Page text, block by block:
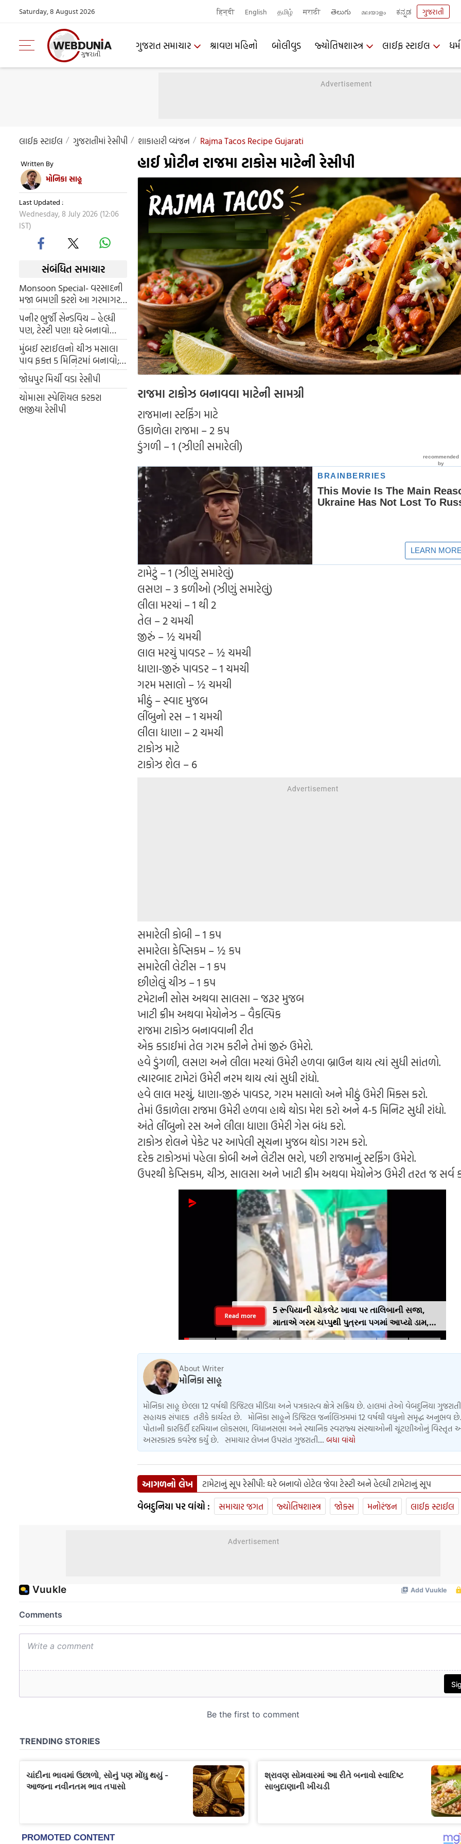
Saturday, 8 August 2026 हिन्दी English தமிழ் मराठी తెలుగు മലയാളം ಕನ್ನಡ ગુજરાતી
ગુજરાત સમાચાર શ્રાવણ મહિનો બોલીવુડ જ્યોતિષશાસ્ત્ર લાઈફ સ્ટાઈલ
લાઈફ સ્ટાઈલ ગુજરાતીમાંં રેસીપી શાકાહારી વ્યંજન Rajma Tacos Recipe Gujarati
Written By
મોનિકા સાહૂ
Last Updated :
Wednesday, 8 July 2026 (12:06
IST)
સંબંધિત સમાચાર
Monsoon Special- વરસાદની
મજા બમણી કરશે આ ગરમાગરમ
અને ક્રિસ્પી નાસ્તો, આજે જ
બનાવો
પનીર ભુર્જી સેન્ડવિચ – હેલ્ધી
પણ, ટેસ્ટી પણ! ઘરે બનાવો
સરળ રેસીપી
મુંબઈ સ્ટાઈલનો ચીઝ મસાલા
પાવ ફક્ત 5 મિનિટમાં બનાવો;
રસોઈયાની જેમ તૈયાર કરવા માટે
આ ટિપ્સ અનુસરો
જોધપુર મિર્ચી વડા રેસીપી
ચોમાસા સ્પેશિયલ કરકરા
ભજીયા રેસીપી
હાઈ પ્રોટીન રાજમા ટાકોસ માટેની રેસીપી
રાજમા ટાકોઝ બનાવવા માટેની સામગ્રી
રાજમાના સ્ટફિંગ માટે
ઉકાળેલા રાજમા – 2 કપ
ડુંગળી – 1 (ઝીણી સમારેલી)
ટામેટું – 1 (ઝીણું સમારેલું)
લસણ – 3 કળીઓ (ઝીણું સમારેલું)
લીલા મરચાં – 1 થી 2
તેલ – 2 ચમચી
જીરું – ½ ચમચી
લાલ મરચું પાવડર – ½ ચમચી
ધાણા-જીરું પાવડર – 1 ચમચી
ગરમ મસાલો – ½ ચમચી
મીઠું – સ્વાદ મુજબ
લીંબુનો રસ – 1 ચમચી
લીલા ધાણા – 2 ચમચી
ટાકોઝ માટે
ટાકોઝ શેલ – 6
સમારેલી કોબી – 1 કપ
સમારેલા કેપ્સિકમ – ½ કપ
સમારેલી લેટીસ – 1 કપ
છીણેલું ચીઝ – 1 કપ
ટમેટાની સોસ અથવા સાલસા – જરૂર મુજબ
ખાટી ક્રીમ અથવા મેયોનેઝ – વૈકલ્પિક
રાજમા ટાકોઝ બનાવવાની રીત
એક કડાઈમાં તેલ ગરમ કરીને તેમાં જીરું ઉમેરો.
હવે ડુંગળી, લસણ અને લીલા મરચાં ઉમેરી હળવા બ્રાઉન થાય ત્યાં સુધી સાંતળો.
ત્યારબાદ ટામેટાં ઉમેરી નરમ થાય ત્યાં સુધી રાંધો.
હવે લાલ મરચું, ધાણા-જીરું પાવડર, ગરમ મસાલો અને મીઠું ઉમેરી મિક્સ કરો.
તેમાં ઉકાળેલા રાજમા ઉમેરી હળવા હાથે થોડા મેશ કરો અને 4-5 મિનિટ સુધી રાંધો.
અંતે લીંબુનો રસ અને લીલા ધાણા ઉમેરી ગેસ બંધ કરો.
ટાકોઝ શેલને પેકેટ પર આપેલી સૂચના મુજબ થોડા ગરમ કરો.
દરેક ટાકોઝમાં પહેલા કોબી અને લેટીસ ભરો, પછી રાજમાનું સ્ટફિંગ ઉમેરો.
ઉપરથી કેપ્સિકમ, ચીઝ, સાલસા અને ખાટી ક્રીમ અથવા મેયોનેઝ ઉમેરી તરત જ સર્વ
5 રૂપિયાની ચોકલેટ ખાવા પર તાલિબાની સજા,
માતાએ ગરમ ચપ્પુથી પુત્રના પગમાં આપ્યો ડામ,
દરવાજા બંધ કરીને નીકળી ગઈ પાર્ટીમાં
Read more
About Writer
મોનિકા સાહૂ
મોનિકા સાહૂ છેલ્લા 12 વર્ષથી ડિજિટલ મીડિયા અને પત્રકારત્વ ક્ષેત્રે સક્રિય છે. હાલમાં તેઓ વેબદુનિયા
સહાયક સંપાદક તરીકે કાર્યરત છે. મોનિકા સાહૂને ડિજિટલ જર્નાલિઝમમાં 12 વર્ષથી વધુનો સમૃદ્ધ અનુભવ
પોતાની કારકિર્દી દરમિયાન લોકસભા, વિધાનસભા અને સ્થાનિક સ્વરાજ્ય સંસ્થાઓની ચૂંટણીઓનું વિસ્તૃત
અસરકારક કવરેજ કર્યું છે. સમાચાર લેખન ઉપરાંત ગુજરાતી.... બધા વાંચો
આગળનો લેખ ટામેટાનું સૂપ રેસીપી: ઘરે બનાવો હોટેલ જેવા ટેસ્ટી અને હેલ્ધી ટામેટાનું સૂપ
વેબદુનિયા પર વાંચો : સમાચાર જગત જ્યોતિષશાસ્ત્ર જોક્સ મનોરંજન લાઈફ સ્ટાઈલ